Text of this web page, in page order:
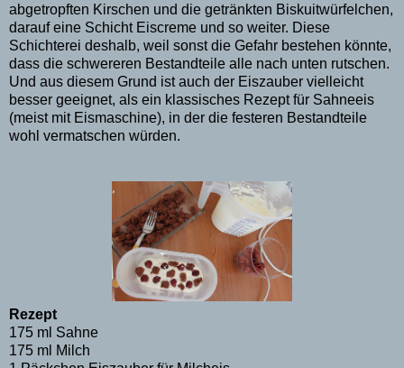
abgetropften Kirschen und die getränkten Biskuitwürfelchen,
darauf eine Schicht Eiscreme und so weiter. Diese
Schichterei deshalb, weil sonst die Gefahr bestehen könnte,
dass die schwereren Bestandteile alle nach unten rutschen.
Und aus diesem Grund ist auch der Eiszauber vielleicht
besser geeignet, als ein klassisches Rezept für Sahneeis
(meist mit Eismaschine), in der die festeren Bestandteile
wohl vermatschen würden.
Rezept
175 ml Sahne
175 ml Milch